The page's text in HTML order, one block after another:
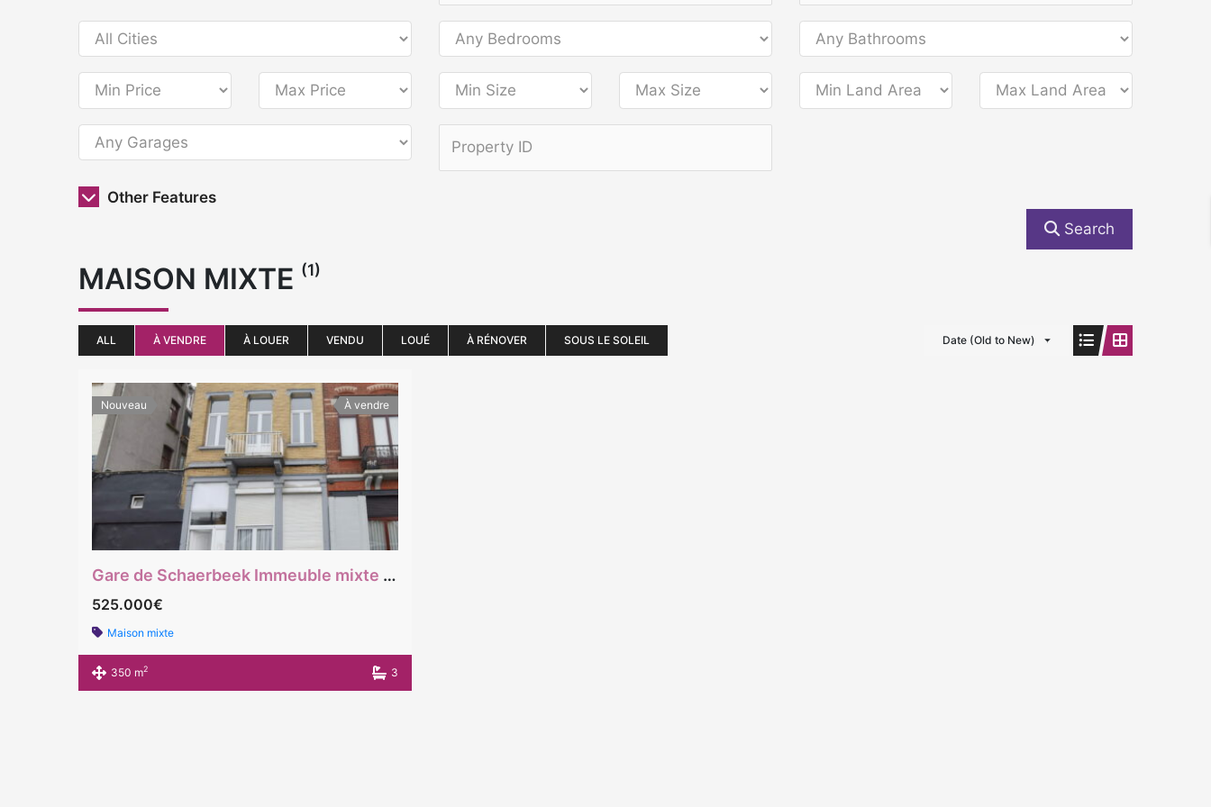
Other Features
Search
MAISON MIXTE (1)
ALL À VENDRE À LOUER VENDU LOUÉ À RÉNOVER SOUS LE SOLEIL Date (Old to New)
Nouveau À vendre
Gare de Schaerbeek Immeuble mixte de rapport rez commerce , 1er une chambre, 2eme et 3ème: 3 chambres
525.000€
Maison mixte
350 m2 3